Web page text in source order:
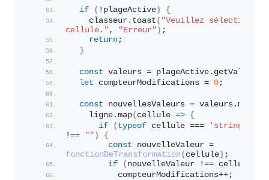
if ( !plageActive )
{
    classeur.
toast ( "Veuillez sélectionner
cellule." , "Erreur" ) ;
return;
}
const valeurs = plageActive. getValues
let compteurModifications = 0;
const nouvellesValeurs = valeurs. map
    ligne.
map( cellule => {
if
( typeof cellule === 'string'
!==
"" )
{
const
fonctionDeTransformation ( cellule ) ;
if
( nouvelleValeur !== cellule
          compteurModifications++;